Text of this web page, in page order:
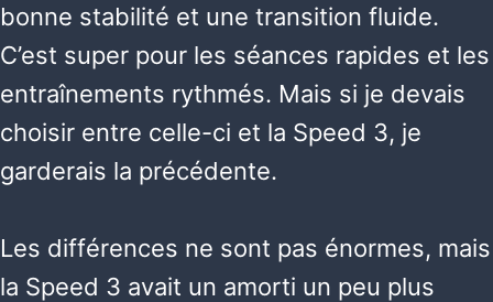
bonne stabilité et une transition fluide.
C’est super pour les séances rapides et les
entraînements rythmés. Mais si je devais
choisir entre celle-ci et la Speed 3, je
garderais la précédente.
Les différences ne sont pas énormes, mais
la Speed 3 avait un amorti un peu plus